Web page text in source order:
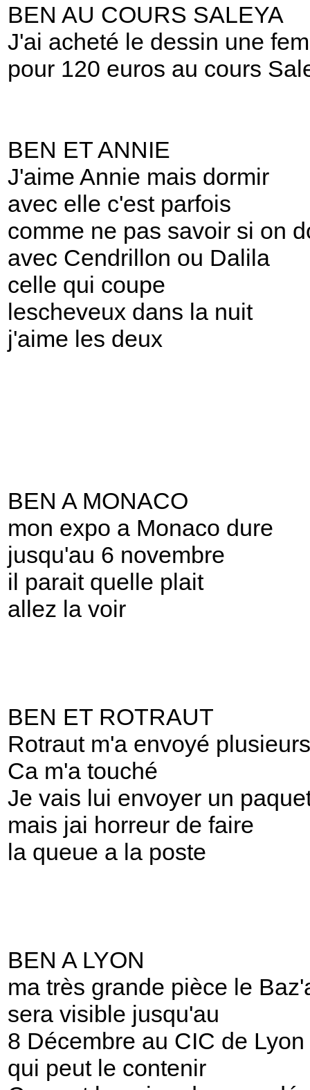
BEN AU COURS SALEYA
J'ai acheté le dessin une
pour 120 euros au cours
BEN ET ANNIE
J'aime Annie mais dormir
avec elle c'est parfois
comme ne pas savoir si on
avec Cendrillon ou Dalila
celle qui coupe
lescheveux dans la nuit
j'aime les deux
BEN A MONACO
mon expo a Monaco dure
jusqu'au 6 novembre
il parait quelle plait
allez la voir
BEN ET ROTRAUT
Rotraut m'a envoyé
Ca m'a touché
Je vais lui envoyer un
mais jai horreur de faire
la queue a la poste
BEN A LYON
ma très grande pièce le
sera visible jusqu'au
8 Décembre au CIC de
qui peut le contenir